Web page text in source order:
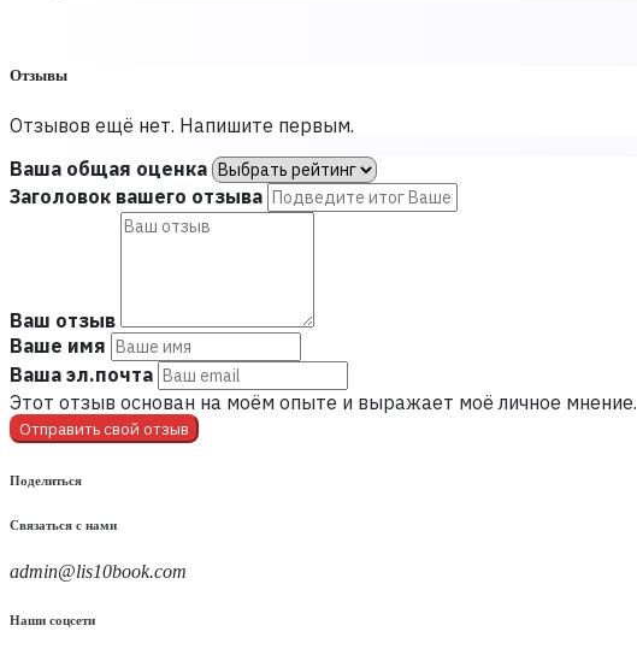
Отзывы
Отзывов ещё нет. Напишите первым.
Ваша общая оценка
Заголовок вашего отзыва
Ваш отзыв
Ваше имя
Ваша эл.почта
Этот отзыв основан на моём опыте и выражает моё личное мнение.
Отправить свой отзыв
Поделиться
Связаться с нами
admin@lis10book.com
Наши соцсети